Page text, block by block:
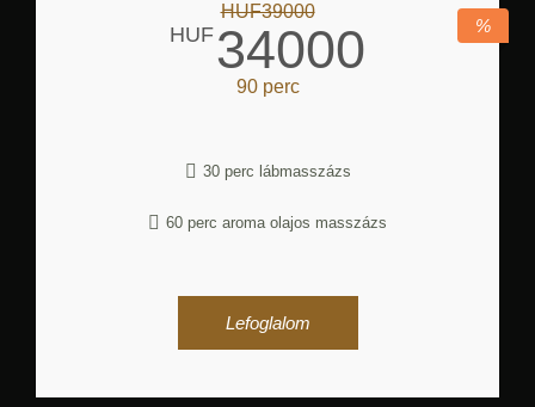
HUF39000
HUF 34000
90 perc
30 perc lábmasszázs
60 perc aroma olajos masszázs
Lefoglalom
%